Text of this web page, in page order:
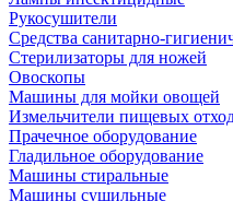
Рукосушители
Средства санитарно-
Стерилизаторы для ножей
Овоскопы
Машины для мойки овощей
Измельчители пищевых
Прачечное оборудование
Гладильное оборудование
Машины стиральные
Машины сушильные